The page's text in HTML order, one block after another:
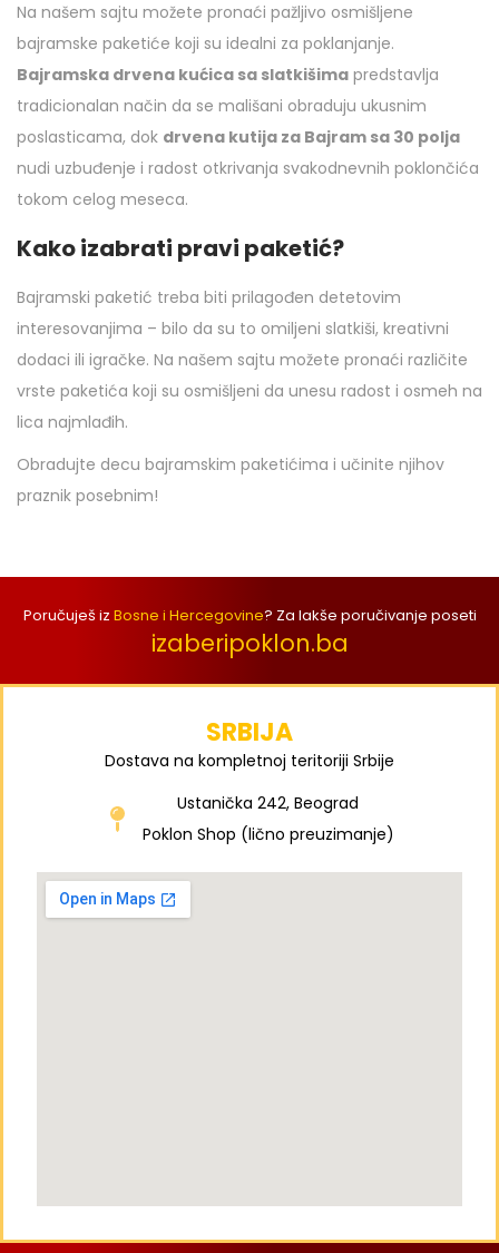
Na našem sajtu možete pronaći pažljivo osmišljene
bajramske paketiće koji su idealni za poklanjanje.
Bajramska drvena kućica sa slatkišima predstavlja
tradicionalan način da se mališani obraduju ukusnim
poslasticama, dok drvena kutija za Bajram sa 30 polja
nudi uzbuđenje i radost otkrivanja svakodnevnih poklončića
tokom celog meseca.
Kako izabrati pravi paketić?
Bajramski paketić treba biti prilagođen detetovim
interesovanjima – bilo da su to omiljeni slatkiši, kreativni
dodaci ili igračke. Na našem sajtu možete pronaći različite
vrste paketića koji su osmišljeni da unesu radost i osmeh na
lica najmlađih.
Obradujte decu bajramskim paketićima i učinite njihov
praznik posebnim!
Poručuješ iz Bosne i Hercegovine? Za lakše poručivanje poseti
izaberipoklon.ba
SRBIJA
Dostava na kompletnoj teritoriji Srbije
Ustanička 242, Beograd
Poklon Shop (lično preuzimanje)